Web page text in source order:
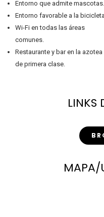
Entorno que admite mascotas.
Entorno favorable a la bicicleta.
Wi-Fi en todas las áreas
comunes.
Restaurante y bar en la azotea
de primera clase.
LINKS
MAPA/